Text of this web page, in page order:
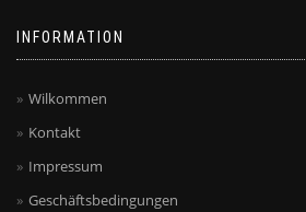
INFORMATION
Wilkommen
Kontakt
Impressum
Geschäftsbedingungen